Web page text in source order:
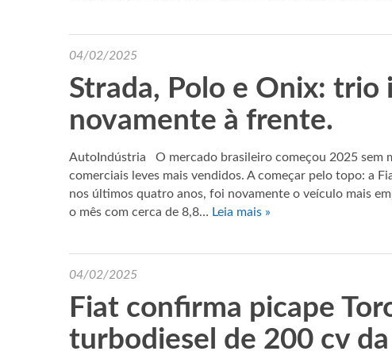
04/02/2025
Strada, Polo e Onix: trio
novamente à frente.
AutoIndústria O mercado brasileiro começou 2025 sem
comerciais leves mais vendidos. A começar pelo topo: a
nos últimos quatro anos, foi novamente o veículo mais
o mês com cerca de 8,8… Leia mais »
04/02/2025
Fiat confirma picape
turbodiesel de 200 cv